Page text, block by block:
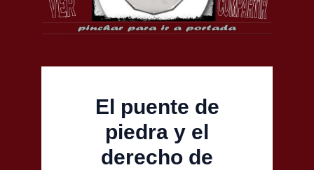
El puente de
piedra y el
derecho de